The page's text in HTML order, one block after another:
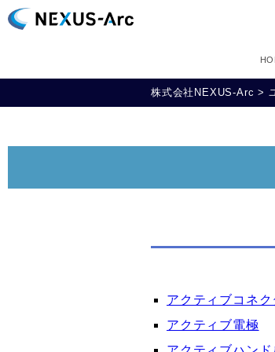
株式会社NEXUS-Arc >
アクティブコネク
アクティブ電極